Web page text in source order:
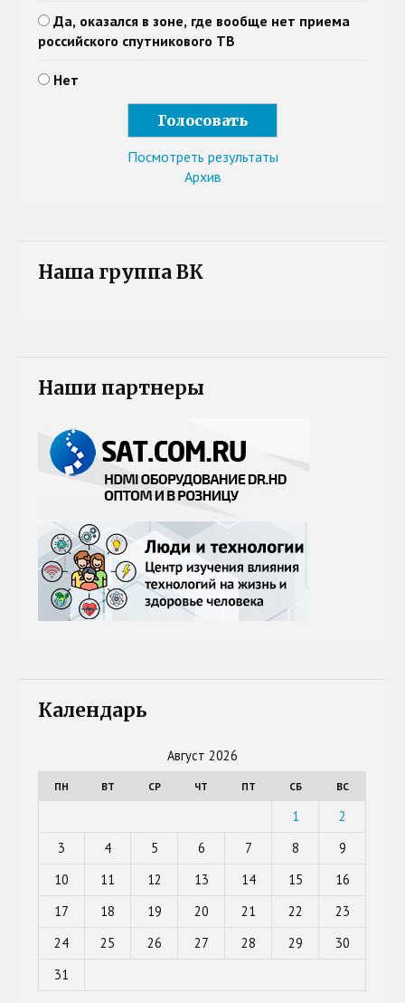
Да, оказался в зоне, где вообще нет приема
российского спутникового ТВ
Нет
Посмотреть результаты
Архив
Наша группа ВК
Наши партнеры
Календарь
Август 2026
ПН ВТ СР ЧТ ПТ СБ ВС
1
2
3
4 5 6 7 8
9
10
11 12 13 14 15
16
17
18 19 20 21 22
23
24
25 26 27 28 29
30
31